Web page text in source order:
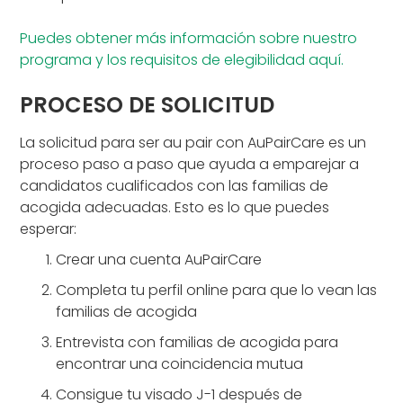
Puedes obtener más información sobre nuestro
programa y los requisitos de elegibilidad aquí.
PROCESO DE SOLICITUD
La solicitud para ser au pair con AuPairCare es un
proceso paso a paso que ayuda a emparejar a
candidatos cualificados con las familias de
acogida adecuadas. Esto es lo que puedes
esperar:
Crear una cuenta AuPairCare
Completa tu perfil online para que lo vean las
familias de acogida
Entrevista con familias de acogida para
encontrar una coincidencia mutua
Consigue tu visado J-1 después de